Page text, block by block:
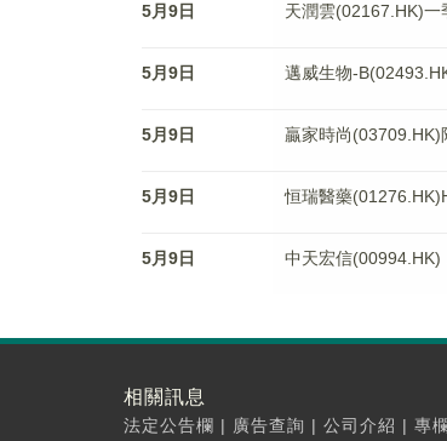
5月9日 天潤雲(02167.HK)
5月9日 邁威生物-
5月9日 贏家時尚(03709.HK)
5月9日 恒瑞醫藥
5月9日 中天宏信(00994.HK)
相關訊息
法定公告欄 | 廣告查詢 | 公司介紹 | 專